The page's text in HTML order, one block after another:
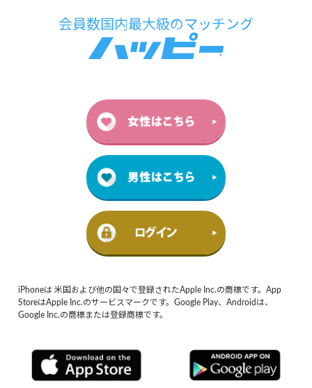
iPhoneは 米国および他の国々で登録されたApple Inc.の商標です。App
StoreはApple Inc.のサービスマークです。Google Play、Androidは、
Google Inc.の商標または登録商標です。